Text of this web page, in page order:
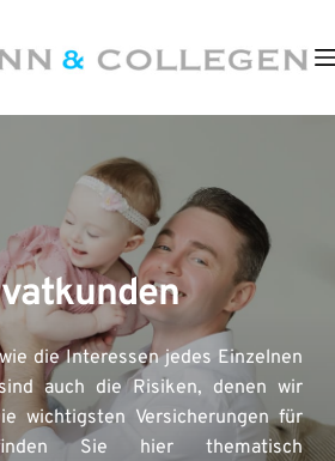
die Interessen jedes Einzelnen
auch die Risiken, denen wir
wichtigsten Versicherungen für
finden Sie hier thematisch